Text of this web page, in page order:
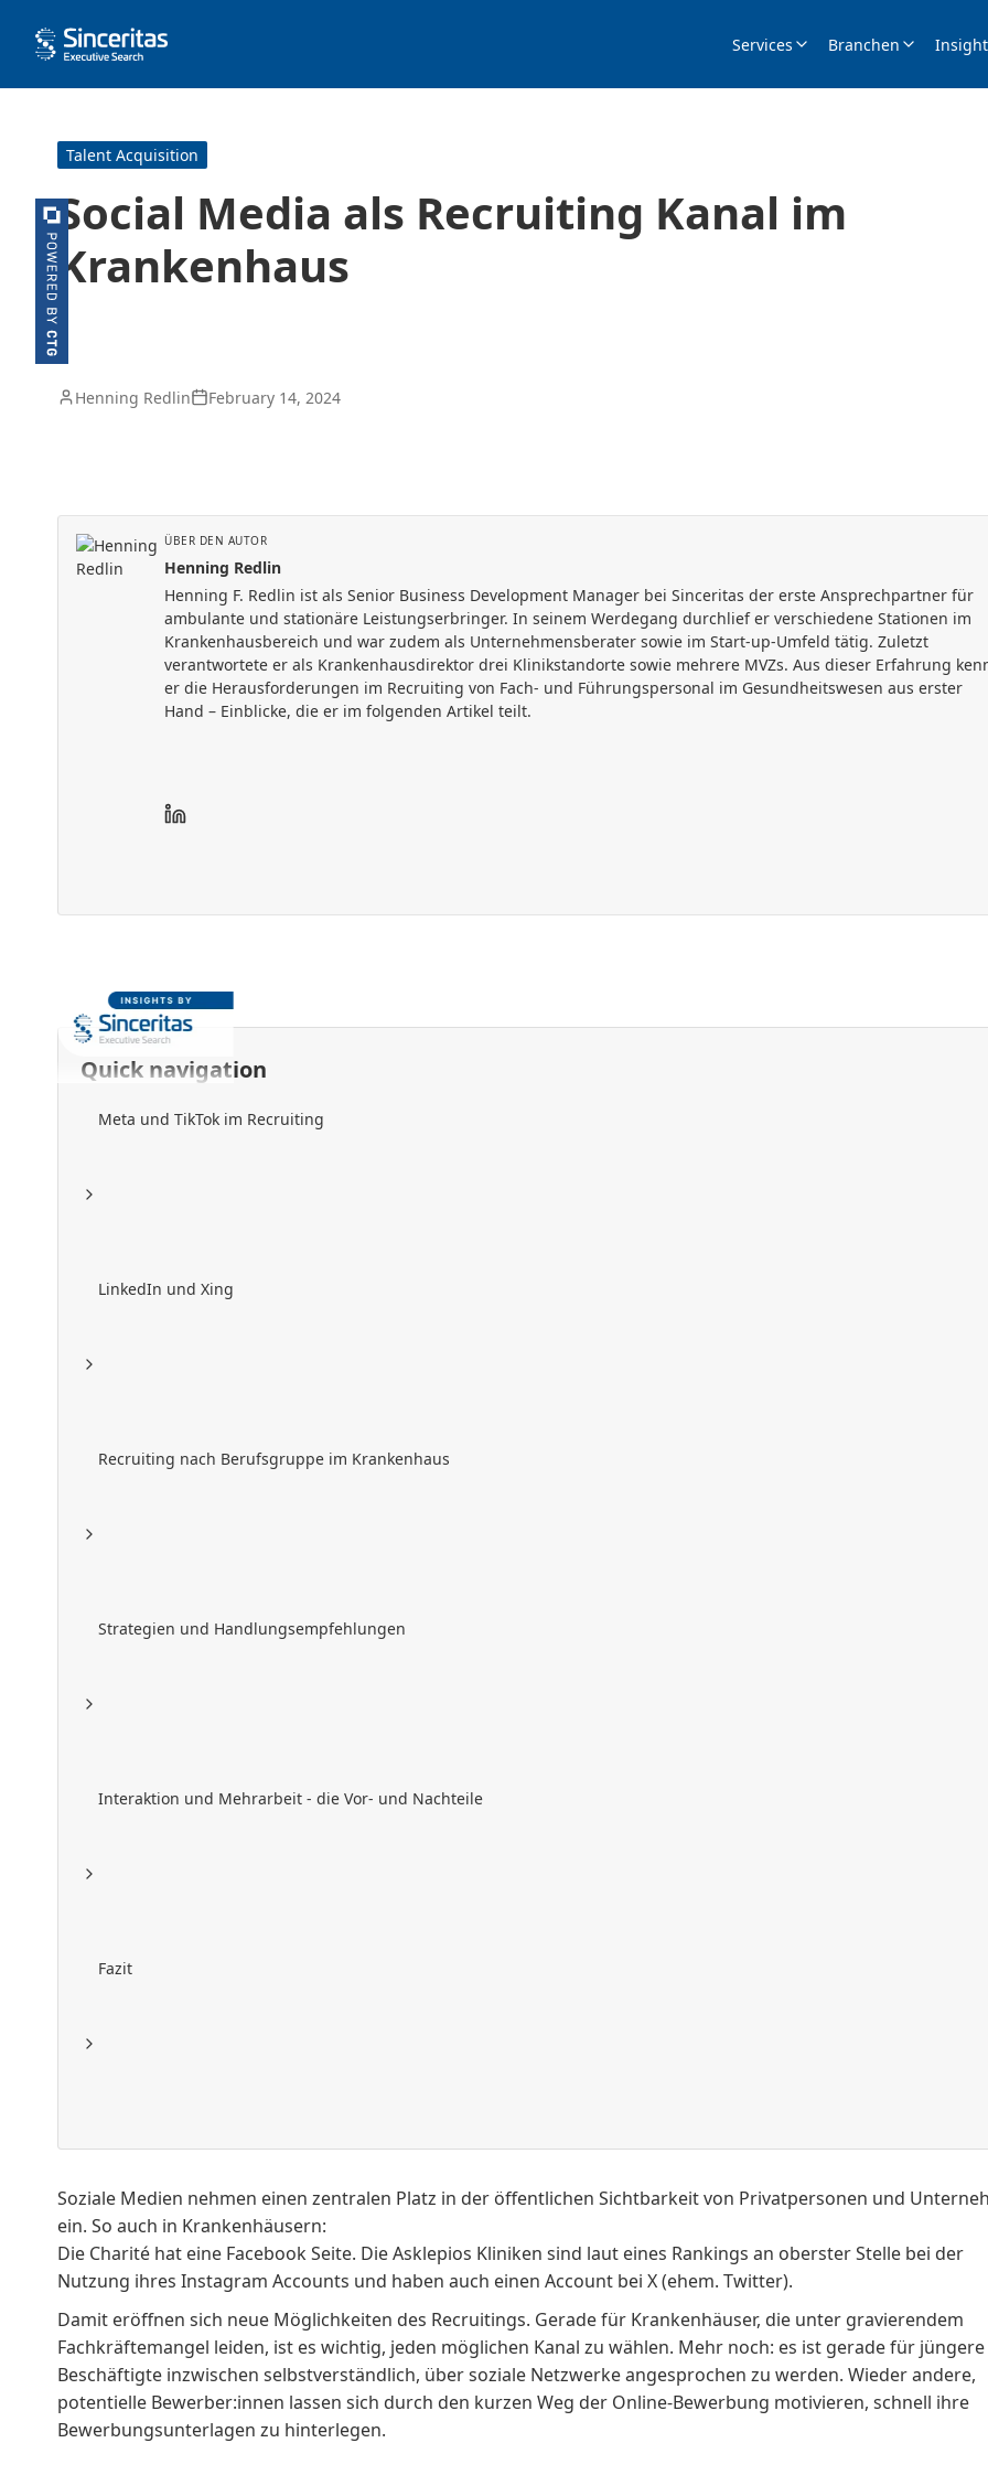
Services Branchen
Talent Acquisition
Social Media als Recruiting Kanal im
Krankenhaus
Henning Redlin February 14, 2024
ÜBER DEN AUTOR
Henning Redlin
Henning F. Redlin ist als Senior Business Development Manager bei Sinceritas der erste Ansprechpartner für
ambulante und stationäre Leistungserbringer. In seinem Werdegang durchlief er verschiedene Stationen im
Krankenhausbereich und war zudem als Unternehmensberater sowie im Start-up-Umfeld tätig. Zuletzt
verantwortete er als Krankenhausdirektor drei Klinikstandorte sowie mehrere MVZs. Aus dieser Erfahrung
er die Herausforderungen im Recruiting von Fach- und Führungspersonal im Gesundheitswesen aus erster
Hand – Einblicke, die er im folgenden Artikel teilt.
Quick navigation
Meta und TikTok im Recruiting
LinkedIn und Xing
Recruiting nach Berufsgruppe im Krankenhaus
Strategien und Handlungsempfehlungen
Interaktion und Mehrarbeit - die Vor- und Nachteile
Fazit
Soziale Medien nehmen einen zentralen Platz in der öffentlichen Sichtbarkeit von Privatpersonen und
ein. So auch in Krankenhäusern:
Die Charité hat eine Facebook Seite. Die Asklepios Kliniken sind laut eines Rankings an oberster Stelle bei der
Nutzung ihres Instagram Accounts und haben auch einen Account bei X (ehem. Twitter).
Damit eröffnen sich neue Möglichkeiten des Recruitings. Gerade für Krankenhäuser, die unter gravierendem
Fachkräftemangel leiden, ist es wichtig, jeden möglichen Kanal zu wählen. Mehr noch: es ist gerade für jüngere
Beschäftigte inzwischen selbstverständlich, über soziale Netzwerke angesprochen zu werden. Wieder andere,
potentielle Bewerber:innen lassen sich durch den kurzen Weg der Online-Bewerbung motivieren, schnell ihre
Bewerbungsunterlagen zu hinterlegen.